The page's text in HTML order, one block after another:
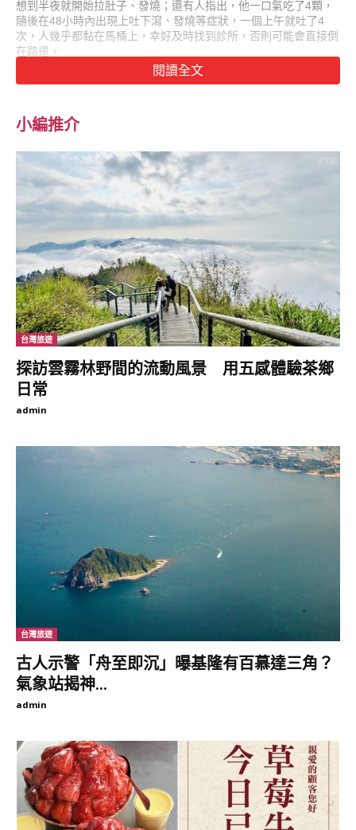
想到半夜就開始拉肚子、發燒；還有人指出，他一口氣吃了4顆，
隨後在48小時內出現上吐下瀉、發燒等症狀，一個上午就吐了4
次，人幾乎都黏在馬桶上，幸好及時找到診所，否則可能會直接倒
在路邊。
屏東縣衛生局說，昨（5）日接獲通報後，已啟動疑似食品中毒的
生管理法相關規範辦理，並提醒民眾注意衛生，不只要避免生食，
將食材煮熟後也應迅速食用，避免發生食物中毒。
閱讀全文
小編推介
台灣旅遊
探訪雲霧林野間的流動風景 用五感體驗茶鄉
日常
admin
台灣旅遊
古人示警「舟至即沉」曝基隆有百慕達三角？
氣象站揭神...
admin